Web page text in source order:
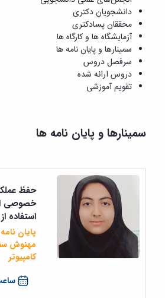
دانشجویان دکتری
محققان پسادکتری
آزمایشگاه ها و کارگاه ها
سمینارها و پایان نامه ها
سرفصل دروس
دروس ارائه شده
تقویم آموزشی
سمینارها و پایان نامه ها
ساعت 16 -
حفظ
خصوصی
استفاده
پایان
مهنوش
کامپیوتر